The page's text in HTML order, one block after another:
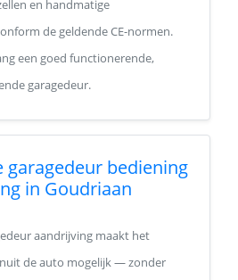
en handmatige
de geldende CE-normen.
een goed functionerende,
garagedeur.
bediening
in Goudriaan
aandrijving maakt het
de auto mogelijk — zonder